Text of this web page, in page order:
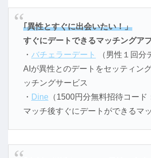
｢異性とすぐに出会いたい！」
すぐにデートできるマッチングア
・ バチェラーデート
（男性１回分
AIが異性とのデートをセッティン
ッチングサービス
・ Dine （1500円分無料招待コー
マッチ後すぐにデートができるマ